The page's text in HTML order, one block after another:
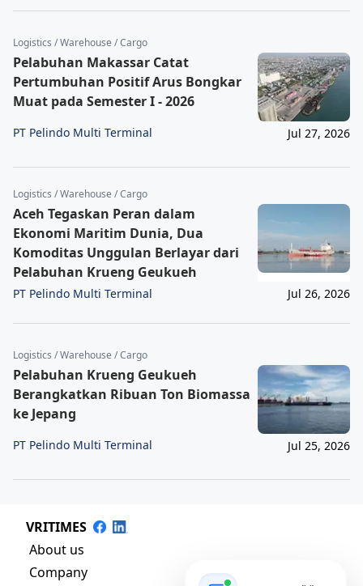
Logistics / Warehouse / Cargo
Pelabuhan Makassar Catat
Pertumbuhan Positif Arus Bongkar
Muat pada Semester I - 2026
PT Pelindo Multi Terminal Jul 27, 2026
Logistics / Warehouse / Cargo
Aceh Tegaskan Peran dalam
Ekonomi Maritim Dunia, Dua
Komoditas Unggulan Berlayar dari
Pelabuhan Krueng Geukueh
PT Pelindo Multi Terminal Jul 26, 2026
Logistics / Warehouse / Cargo
Pelabuhan Krueng Geukueh
Berangkatkan Ribuan Ton Biomassa
ke Jepang
PT Pelindo Multi Terminal Jul 25, 2026
VRITIMES
About us
Company